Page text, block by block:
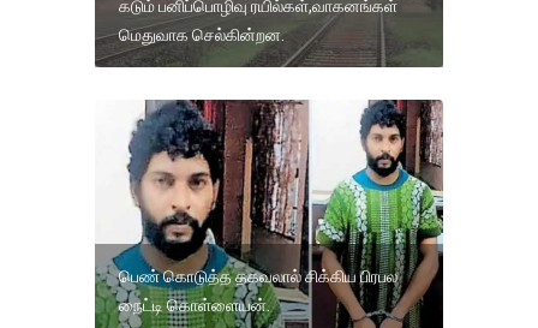
கடும் பனிப்பொழிவு ரயில்கள்,வாகனங்கள்
மெதுவாக செல்கின்றன.
பெண் கொடுத்த தகவலால் சிக்கிய பிரபல
நைட்டி கொள்ளையன்.